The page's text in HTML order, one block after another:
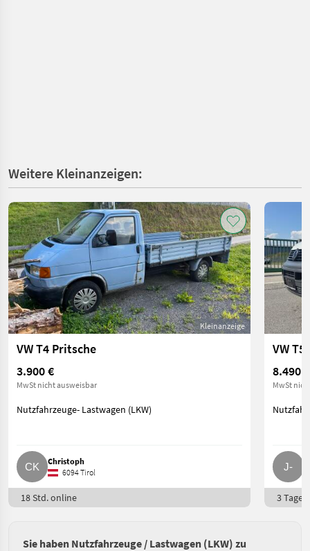
Weitere Kleinanzeigen:
Kleinanzeige
VW T4 Pritsche
3.900 €
MwSt nicht ausweisbar
Nutzfahrzeuge- Lastwagen (LKW)
Christoph
6094 Tirol
18 Std. online
VW T5
8.490 €
MwSt
3 Tage
Sie haben Nutzfahrzeuge / Lastwagen (LKW) zu